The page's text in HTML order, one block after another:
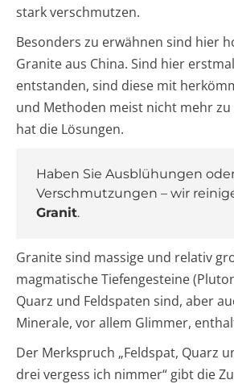
stark verschmutzen.
Besonders zu erwähnen sind hier
Granite aus China. Sind hier
entstanden, sind diese mit
und Methoden meist nicht mehr
hat die Lösungen.
Haben Sie Ausblühungen
Verschmutzungen – wir
Granit.
Granite sind massige und relativ
magmatische Tiefengesteine
Quarz und Feldspaten sind, aber
Minerale, vor allem Glimmer,
Der Merkspruch „Feldspat, Quarz
drei vergess ich nimmer“ gibt die